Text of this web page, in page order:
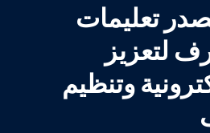
تعليمات
لتعزيز
وتنظيم